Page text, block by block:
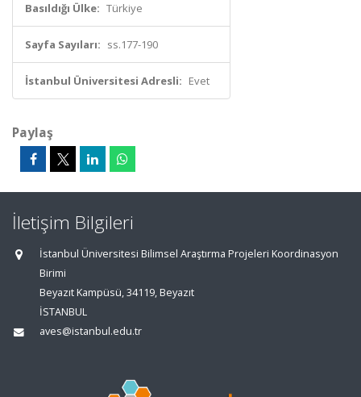
Basıldığı Ülke: Türkiye
Sayfa Sayıları: ss.177-190
İstanbul Üniversitesi Adresli: Evet
Paylaş
İletişim Bilgileri
İstanbul Üniversitesi Bilimsel Araştırma Projeleri Koordinasyon
Birimi
Beyazıt Kampüsü, 34119, Beyazıt
İSTANBUL
aves@istanbul.edu.tr